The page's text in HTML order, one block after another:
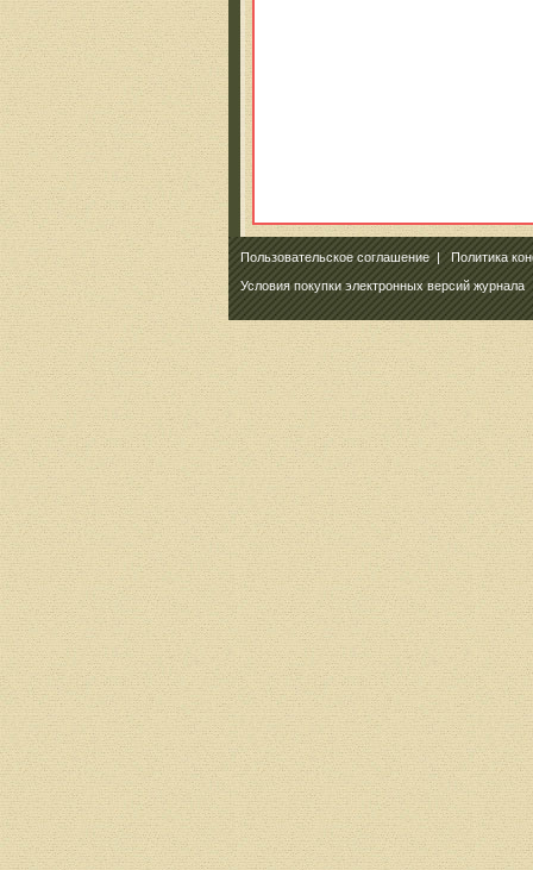
Пользовательское соглашение|Политика
Условия покупки электронных версий журнала